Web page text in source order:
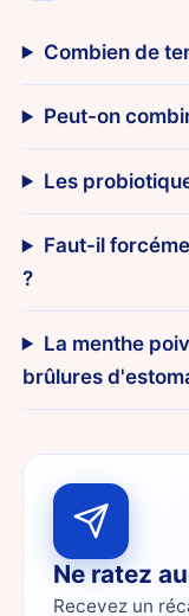
Combien de
Peut-on
Les
Faut-il
?
La menthe
brûlures
Ne ratez
Recevez un